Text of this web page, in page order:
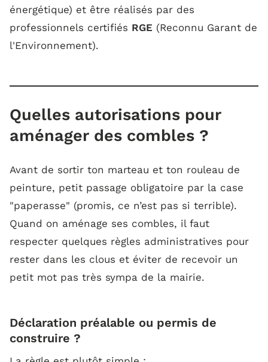
énergétique) et être réalisés par des
professionnels certifiés RGE (Reconnu Garant de
l'Environnement).
Quelles autorisations pour
aménager des combles ?
Avant de sortir ton marteau et ton rouleau de
peinture, petit passage obligatoire par la case
"paperasse" (promis, ce n’est pas si terrible).
Quand on aménage ses combles, il faut
respecter quelques règles administratives pour
rester dans les clous et éviter de recevoir un
petit mot pas très sympa de la mairie.
Déclaration préalable ou permis de
construire ?